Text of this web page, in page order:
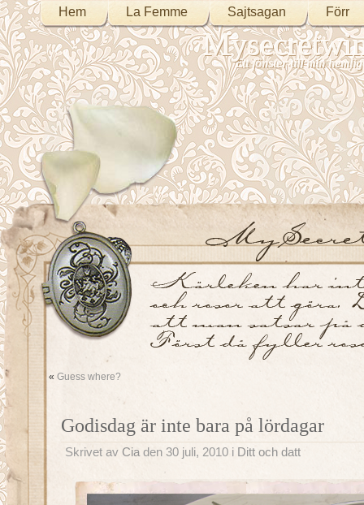
Hem La Femme Sajtsagan Förr
Ett fönster till min
« Guess where?
Godisdag är inte bara på lördagar
Skrivet av Cia den 30 juli, 2010 i Ditt och datt